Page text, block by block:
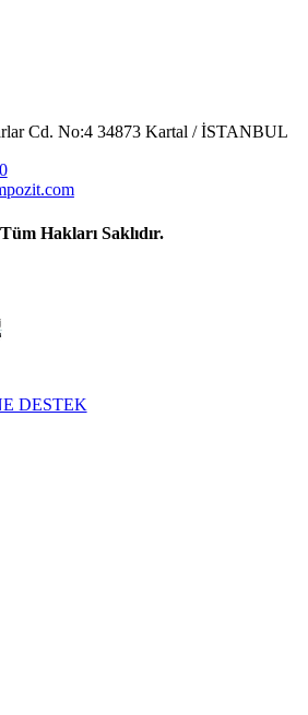
Cd. No:4 34873 Kartal / İSTANBUL
Hakları Saklıdır.
DESTEK